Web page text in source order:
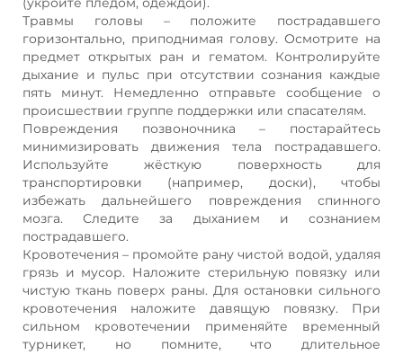
Травмы головы – положите пострадавшего
горизонтально, приподнимая голову. Осмотрите на
предмет открытых ран и гематом. Контролируйте
дыхание и пульс при отсутствии сознания каждые
пять минут. Немедленно отправьте сообщение о
происшествии группе поддержки или спасателям.
Повреждения позвоночника – постарайтесь
минимизировать движения тела пострадавшего.
Используйте жёсткую поверхность для
транспортировки (например, доски), чтобы
избежать дальнейшего повреждения спинного
мозга. Следите за дыханием и сознанием
пострадавшего.
Кровотечения – промойте рану чистой водой, удаляя
грязь и мусор. Наложите стерильную повязку или
чистую ткань поверх раны. Для остановки сильного
кровотечения наложите давящую повязку. При
сильном кровотечении применяйте временный
турникет, но помните, что длительное